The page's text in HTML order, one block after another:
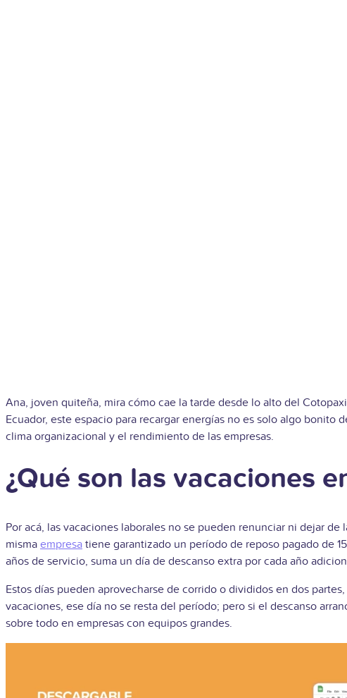
Ana, joven quiteña, mira cómo cae la tarde desde lo alto del
Ecuador, este espacio para recargar energías no es solo algo
clima organizacional y el rendimiento de las empresas.
¿Qué son las vacaciones
Por acá, las vacaciones laborales no se pueden renunciar ni dejar
misma empresa tiene garantizado un período de reposo pagado de
años de servicio, suma un día de descanso extra por cada año
Estos días pueden aprovecharse de corrido o divididos en dos
vacaciones, ese día no se resta del período; pero si el descanso
sobre todo en empresas con equipos grandes.